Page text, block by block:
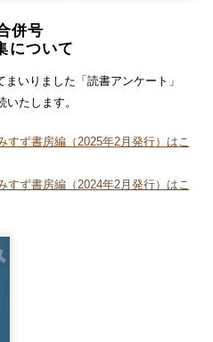
併号
について
いりました「読書アンケート」
たします。
すず書房編（2025年2月発行）はこ
すず書房編（2024年2月発行）はこ